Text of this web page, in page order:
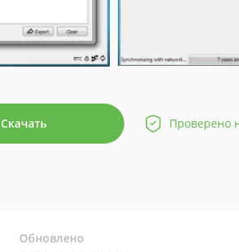
Скачать Проверено
Обновлено